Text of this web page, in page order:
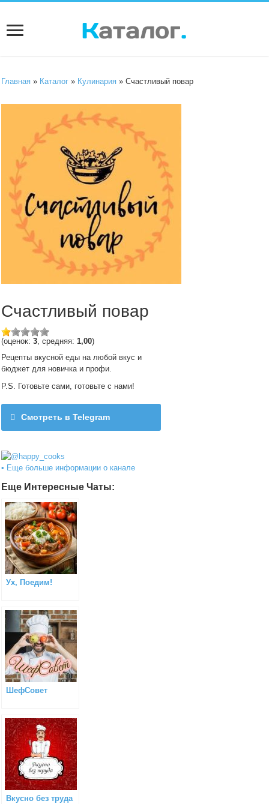
Главная » Каталог » Кулинария » Счастливый повар
Счастливый повар
(оценок:3, средняя:1,00)
Рецепты вкусной еды на любой вкус и
бюджет для новичка и профи.
P.S. Готовьте сами, готовьте с нами!
Смотреть в Telegram
• Еще больше информации о канале
Еще Интересные Чаты:
Ух, Поедим!
ШефСовет
Вкусно без труда